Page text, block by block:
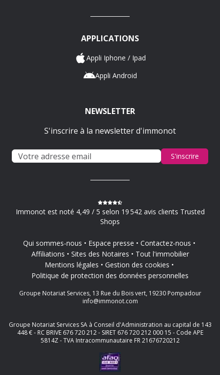
APPLICATIONS
Appli Iphone / Ipad
Appli Android
NEWSLETTER
S'inscrire à la newsletter d'immonot
S'inscrire
Immonot est noté 4,49 / 5 selon 19 542 avis clients Trusted
Shops
Qui sommes-nous Espace presse
Contactez-nous
Affiliations
Sites des Notaires
Tout l'immobilier
Mentions légales
Gestion des cookies
Politique de protection des données personnelles
Groupe Notariat Services, 13 Rue du Bois vert, 19230 Pompadour
info@immonot.com
Groupe Notariat Services SA à Conseil d'Administration au capital de 143
448 € - RC BRIVE 676 720 212 - SIRET 676 720 212 000 15 - Code APE
5814Z - TVA Intracommunautaire FR 21676720212